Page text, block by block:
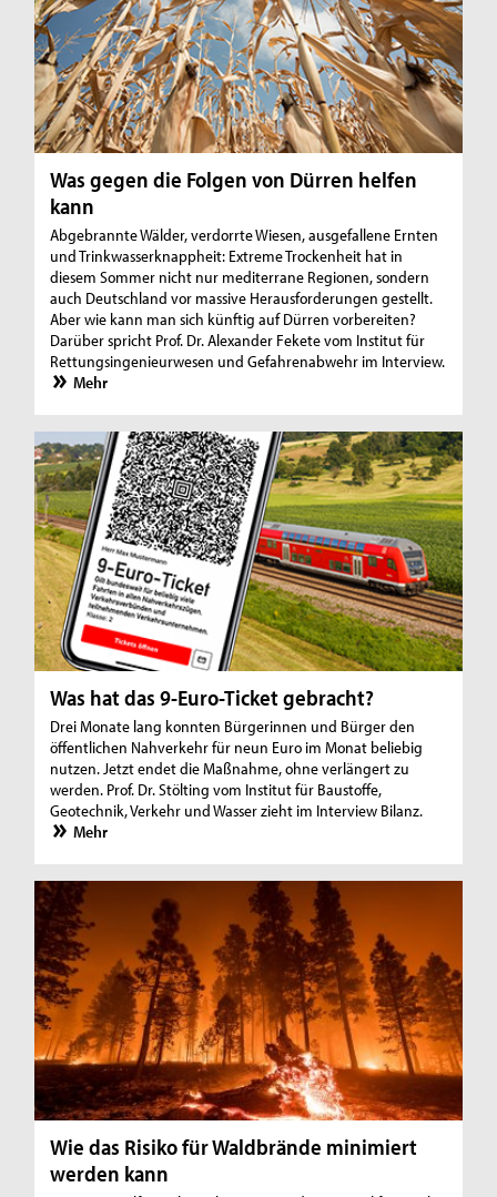
Was gegen die Folgen von Dürren helfen
kann
Abgebrannte Wälder, verdorrte Wiesen, ausgefallene Ernten
und Trinkwasserknappheit: Extreme Trockenheit hat in
diesem Sommer nicht nur mediterrane Regionen, sondern
auch Deutschland vor massive Herausforderungen gestellt.
Aber wie kann man sich künftig auf Dürren vorbereiten?
Darüber spricht Prof. Dr. Alexander Fekete vom Institut für
Rettungsingenieurwesen und Gefahrenabwehr im Interview.
Mehr
Was hat das 9-Euro-Ticket gebracht?
Drei Monate lang konnten Bürgerinnen und Bürger den
öffentlichen Nahverkehr für neun Euro im Monat beliebig
nutzen. Jetzt endet die Maßnahme, ohne verlängert zu
werden. Prof. Dr. Stölting vom Institut für Baustoffe,
Geotechnik, Verkehr und Wasser zieht im Interview Bilanz.
Mehr
Wie das Risiko für Waldbrände minimiert
werden kann